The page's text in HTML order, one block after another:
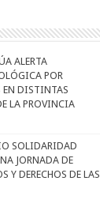
ALERTA
POR
EN DISTINTAS
LA PROVINCIA
SOLIDARIDAD
JORNADA DE
Y DERECHOS DE LAS